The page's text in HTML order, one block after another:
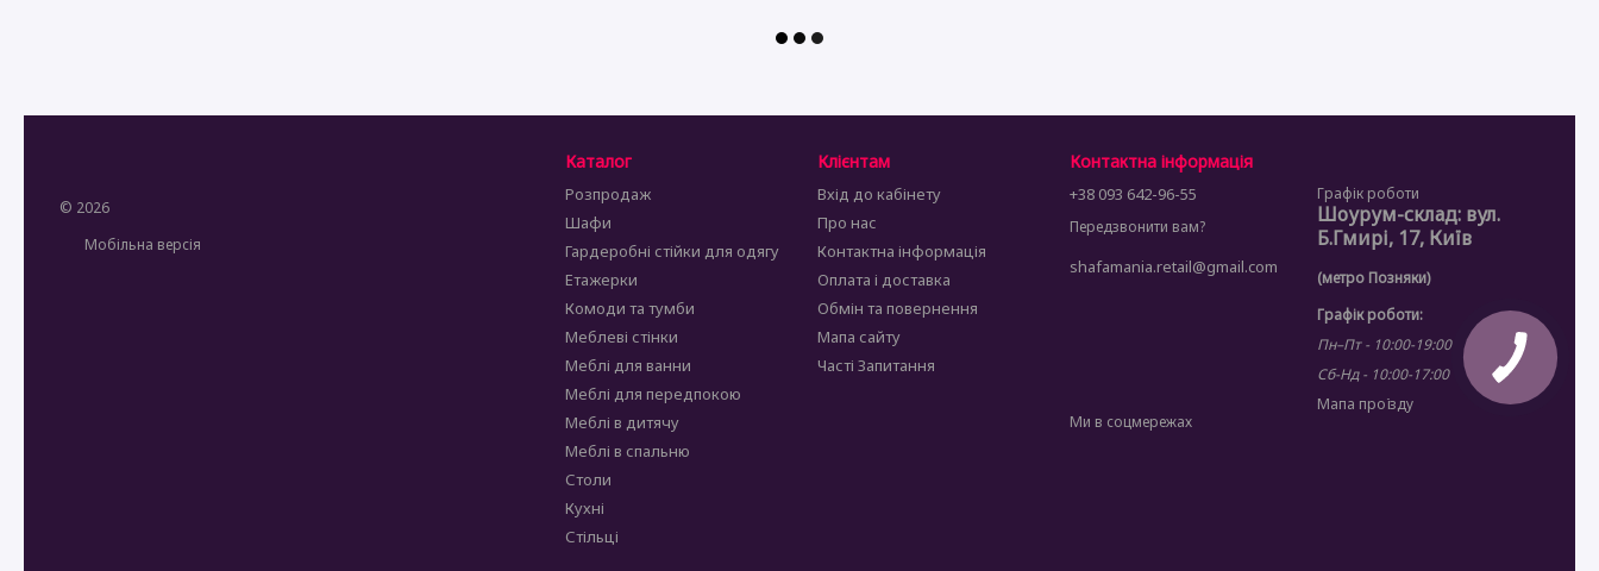
© 2026
Мобільна версія
Каталог
Розпродаж
Шафи
Гардеробні стійки для одягу
Етажерки
Комоди та тумби
Меблеві стінки
Меблі для ванни
Меблі для передпокою
Меблі в дитячу
Меблі в спальню
Столи
Кухні
Стільці
Клієнтам
Вхід до кабінету
Про нас
Контактна інформація
Оплата і доставка
Обмін та повернення
Мапа сайту
Часті Запитання
Контактна інформація
+38 093 642-96-55
Передзвонити вам?
shafamania.retail@gmail.com
Графік роботи
Шоурум-склад: вул.
Б.Гмирі, 17, Київ
(метро Позняки)
Графік роботи:
Пн–Пт - 10:00-19:00
Сб-Нд - 10:00-17:00
Мапа проїзду
Ми в соцмережах